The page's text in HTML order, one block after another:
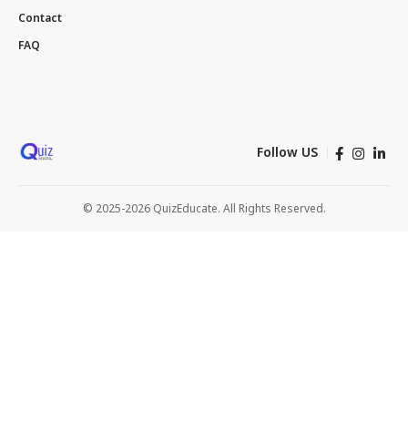
Contact
FAQ
Follow US
© 2025-2026 QuizEducate. All Rights Reserved.